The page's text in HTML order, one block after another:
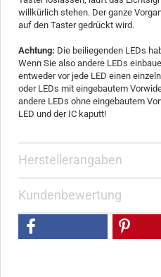
willkürlich stehen. Der ganze
auf den Taster gedrückt wird.
Achtung: Die beiliegenden LEDs
Wenn Sie also andere LEDs
entweder vor jede LED einen
oder LEDs mit eingebautem
andere LEDs ohne eingebautem
LED und der IC kaputt!
Herstellerangaben
Kundenbewertung